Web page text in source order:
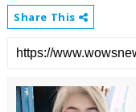
Share This